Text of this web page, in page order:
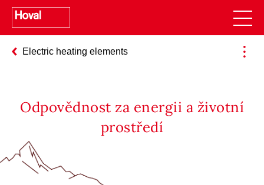
Electric heating elements
Odpovědnost za energii a životní
prostředí